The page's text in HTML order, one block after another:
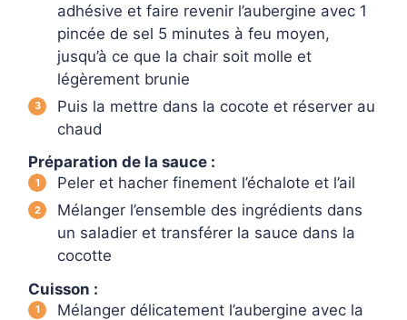
adhésive et faire revenir l’aubergine avec 1
pincée de sel 5 minutes à feu moyen,
jusqu’à ce que la chair soit molle et
légèrement brunie
Puis la mettre dans la cocote et réserver au
chaud
Préparation de la sauce :
Peler et hacher finement l’échalote et l’ail
Mélanger l’ensemble des ingrédients dans
un saladier et transférer la sauce dans la
cocotte
Cuisson :
Mélanger délicatement l’aubergine avec la